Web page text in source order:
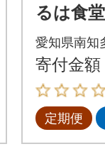
るは食
り』エ
ット全3
愛知県南知
寄付金額
定期便